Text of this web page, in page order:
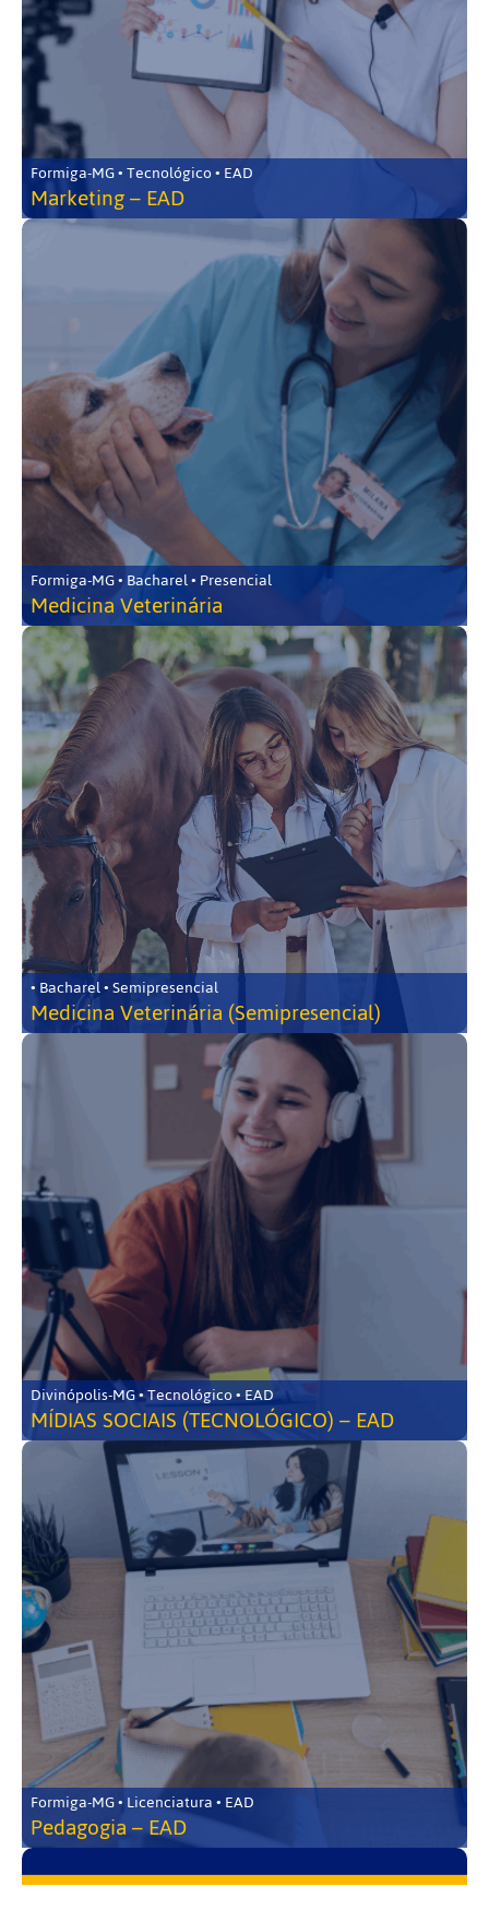
Formiga-MG • Tecnológico • EAD
Marketing – EAD
Formiga-MG • Bacharel • Presencial
Medicina Veterinária
• Bacharel • Semipresencial
Medicina Veterinária (Semipresencial)
Divinópolis-MG • Tecnológico • EAD
MÍDIAS SOCIAIS (TECNOLÓGICO) – EAD
Formiga-MG • Licenciatura • EAD
Pedagogia – EAD